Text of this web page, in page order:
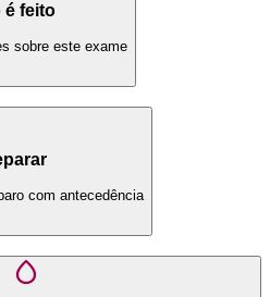
é feito
sobre este exame
com antecedência